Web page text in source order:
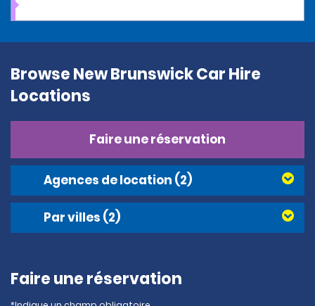
Browse New Brunswick Car Hire
Locations
Faire une réservation
Agences de location (2)
Par villes (2)
Faire une réservation